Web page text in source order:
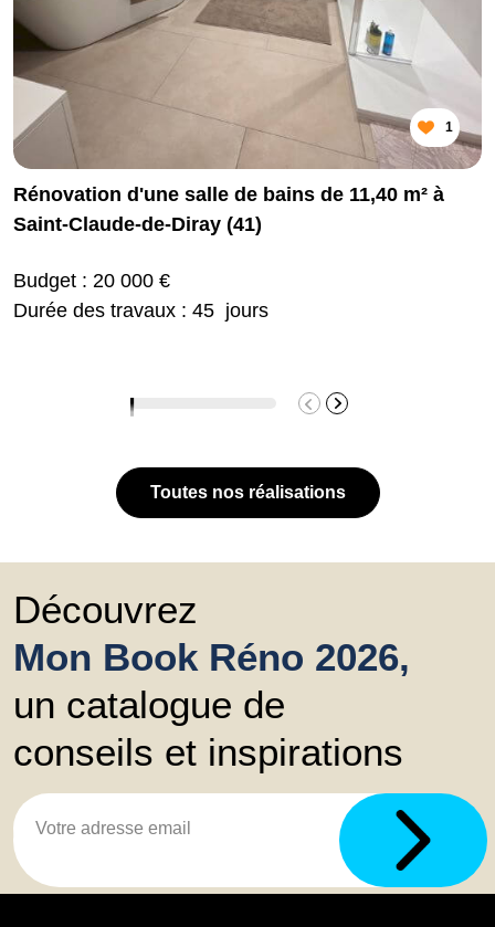
1
Rénovation d'une salle de bains de 11,40 m² à
Saint-Claude-de-Diray (41)
Budget : 20 000 €
Durée des travaux : 45 jours
Toutes nos réalisations
Découvrez
Mon Book Réno 2026,
un catalogue de
conseils et inspirations